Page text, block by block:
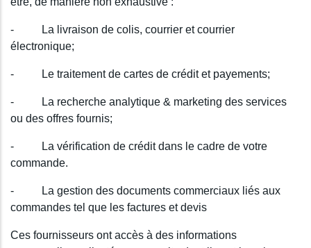
- La livraison de colis, courrier et courrier
électronique;
- Le traitement de cartes de crédit et payements;
- La recherche analytique & marketing des services
ou des offres fournis;
- La vérification de crédit dans le cadre de votre
commande.
- La gestion des documents commerciaux liés aux
commandes tel que les factures et devis
Ces fournisseurs ont accès à des informations